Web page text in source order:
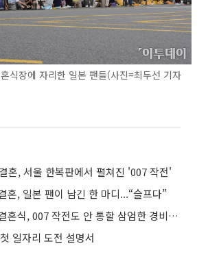
식장에 자리한 일본 팬들(사진=최두선 기자
혼, 서울 한복판에서 펼쳐진 '007 작전'
혼, 일본 팬이 남긴 한 마디...“슬프다”
배용준ㆍ박수진 결혼식, 007 작전도 안 통할 삼엄한 경비 ‘출입금지’
일자리 도전 설명서